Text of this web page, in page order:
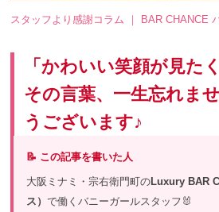
スタッフより感謝コラム ｜ BAR CHANCE
「かわいい笑顔が見た
その言葉、一生忘れま
うございます♪
📝 この記事を書いた人
大阪ミナミ・宗右衛門町のLuxury BAR
ス）で働くバニーガールスタッフ🐰